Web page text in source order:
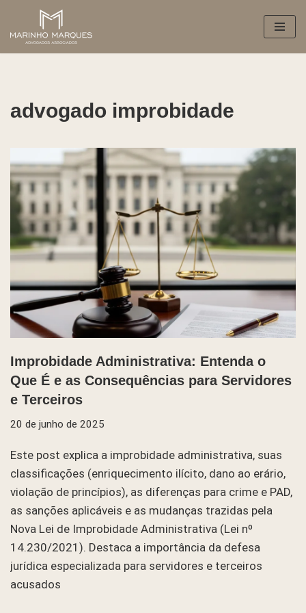
Pular
para
advogado improbidade
Improbidade Administrativa: Entenda o
Que É e as Consequências para Servidores
e Terceiros
20 de junho de 2025
Este post explica a improbidade administrativa, suas
classificações (enriquecimento ilícito, dano ao erário,
violação de princípios), as diferenças para crime e PAD,
as sanções aplicáveis e as mudanças trazidas pela
Nova Lei de Improbidade Administrativa (Lei nº
14.230/2021). Destaca a importância da defesa
jurídica especializada para servidores e terceiros
acusados